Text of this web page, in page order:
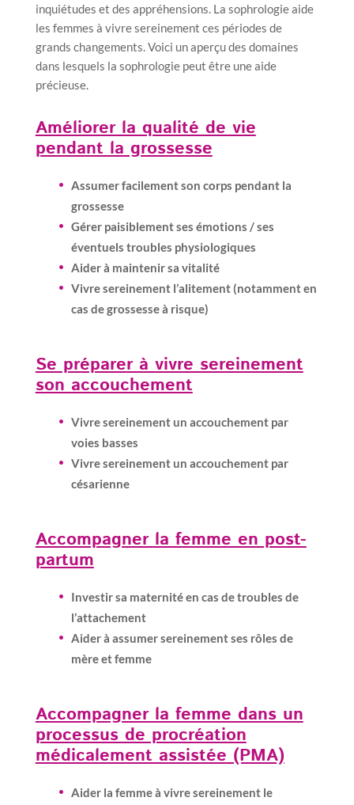
inquiétudes et des appréhensions. La sophrologie aide
les femmes à vivre sereinement ces périodes de
grands changements. Voici un aperçu des domaines
dans lesquels la sophrologie peut être une aide
précieuse.
Améliorer la qualité de vie
pendant la grossesse
Assumer facilement son corps pendant la
grossesse
Gérer paisiblement ses émotions / ses
éventuels troubles physiologiques
Aider à maintenir sa vitalité
Vivre sereinement l’alitement (notamment en
cas de grossesse à risque)
Se préparer à vivre sereinement
son accouchement
Vivre sereinement un accouchement par
voies basses
Vivre sereinement un accouchement par
césarienne
Accompagner la femme en post-
partum
Investir sa maternité en cas de troubles de
l’attachement
Aider à assumer sereinement ses rôles de
mère et femme
Accompagner la femme dans un
processus de procréation
médicalement assistée (PMA)
Aider la femme à vivre sereinement le